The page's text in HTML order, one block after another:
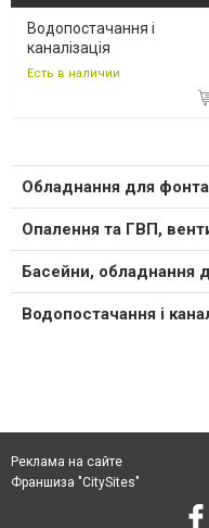
Водопостачання і
каналізація
Есть в наличии
Обладнання для
Опалення та ГВП,
Басейни, обладнання
Водопостачання і
Реклама на сайте
Франшиза "CitySites"